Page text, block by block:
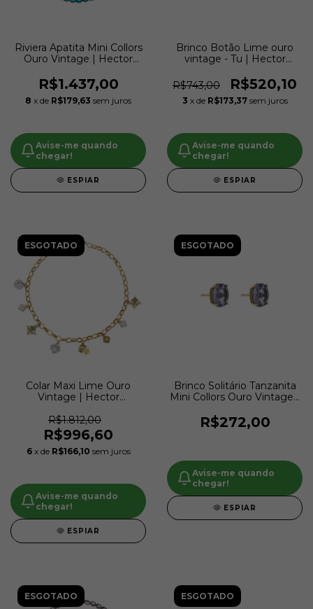
Riviera Apatita Mini Collors
Ouro Vintage | Hector
R$1.437,00
8 x de R$179,63 sem juros
Avise-me quando
chegar!
ESPIAR
Brinco Botão Lime ouro
vintage - Tu | Hector
R$743,00
R$520,10
3 x de R$173,37 sem juros
Avise-me quando
chegar!
ESPIAR
ESGOTADO
Colar Maxi Lime Ouro
Vintage | Hector
R$1.812,00
R$996,60
6 x de R$166,10 sem juros
Avise-me quando
chegar!
ESPIAR
ESGOTADO
Brinco Solitário Tanzanita
Mini Collors Ouro Vintage |
R$272,00
Avise-me quando
chegar!
ESPIAR
ESGOTADO ESGOTADO